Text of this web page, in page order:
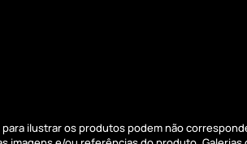
para ilustrar os produtos podem não